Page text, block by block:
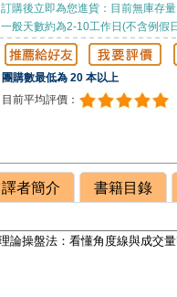
訂購後立即為您進貨：目前無庫存
一般天數約為2-10工作日(不含例假日
團購數最低為 20 本以上
目前平均評價：
譯者簡介 書籍目錄